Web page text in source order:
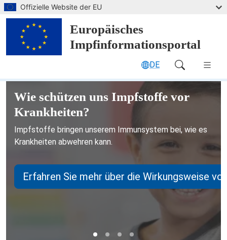
Offizielle Website der EU
Europäisches
Impfinformationsportal
DE
Main Navigation (desktop)
Europäisches
Wie schützen uns Impfstoffe vor
Krankheiten?
Impfstoffe bringen unserem Immunsystem bei, wie es
Krankheiten abwehren kann.
Erfahren Sie mehr über die Wirkungsweise